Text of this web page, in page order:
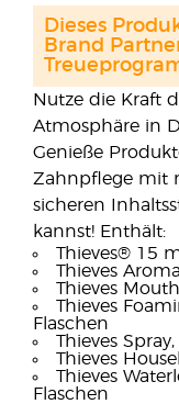
Nutze die Kraft
Atmosphäre in
Genieße
Zahnpflege mit
sicheren
kannst! Enthält:
Thieves® 15
Thieves
Thieves
Thieves
Flaschen
Thieves
Thieves
Thieves
Flaschen
Dieses
Brand